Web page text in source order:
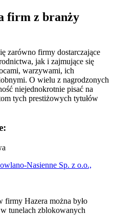
firm z branży
zarówno firmy dostarczające
jak i zajmujące się
warzywami, ich
O wielu z nagrodzonych
niejednokrotnie pisać na
tych prestiżowych tytułów
Nasienne Sp. z o.o.,
Hazera można było
tunelach zblokowanych